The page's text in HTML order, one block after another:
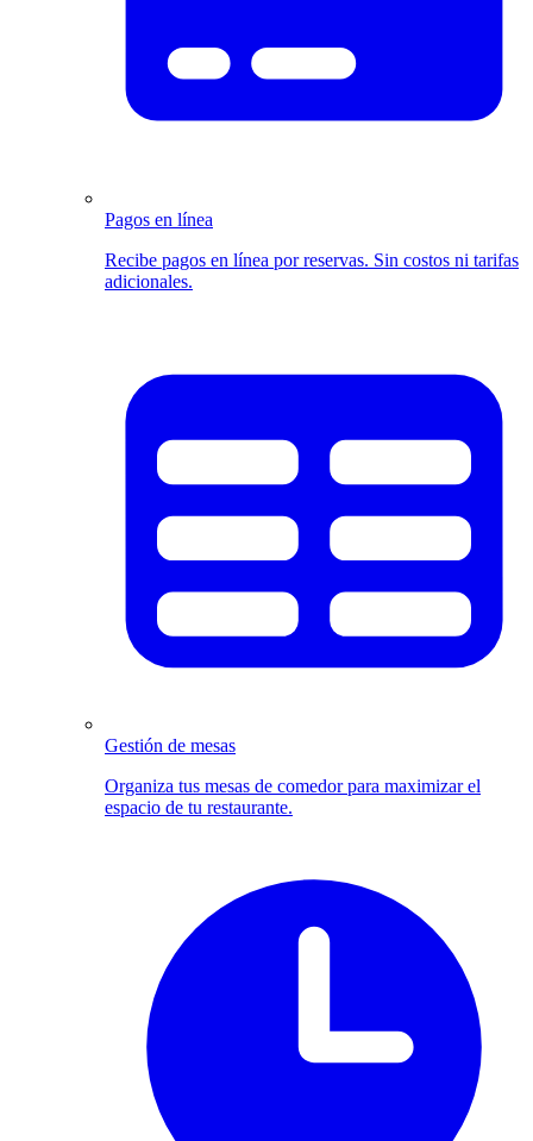
Pagos en línea
Recibe pagos en línea por reservas. Sin costos ni tarifas
adicionales.
Gestión de mesas
Organiza tus mesas de comedor para maximizar el
espacio de tu restaurante.